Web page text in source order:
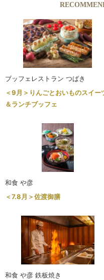
ブッフェレストラン つばき
＜9月＞りんごとおいものスイー
＆ランチブッフェ
和食 や彦
＜7.8月＞佐渡御膳
和食 や彦 鉄板焼き